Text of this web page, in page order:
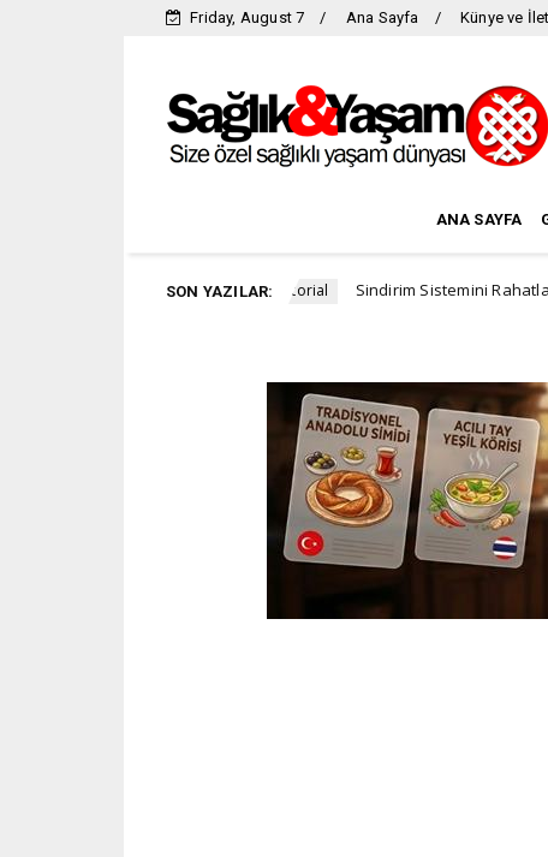
Friday, August 7 Ana Sayfa Künye ve
ANA SAYFA
SON YAZILAR:
Advertorial Sindirim Sistemini Rahatlatmanın ve